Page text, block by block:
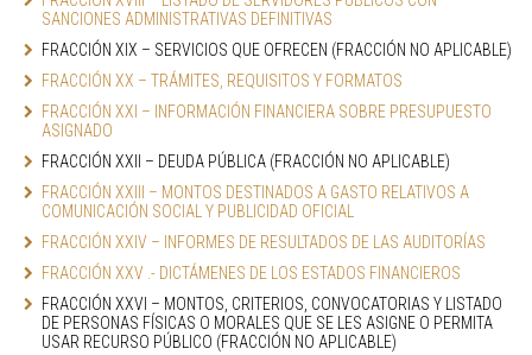
SANCIONES ADMINISTRATIVAS DEFINITIVAS
FRACCIÓN XIX – SERVICIOS QUE OFRECEN (FRACCIÓN NO APLICABLE)
FRACCIÓN XX – TRÁMITES, REQUISITOS Y FORMATOS
FRACCIÓN XXI – INFORMACIÓN FINANCIERA SOBRE PRESUPUESTO
ASIGNADO
FRACCIÓN XXII – DEUDA PÚBLICA (FRACCIÓN NO APLICABLE)
FRACCIÓN XXIII – MONTOS DESTINADOS A GASTO RELATIVOS A
COMUNICACIÓN SOCIAL Y PUBLICIDAD OFICIAL
FRACCIÓN XXIV – INFORMES DE RESULTADOS DE LAS AUDITORÍAS
FRACCIÓN XXV .- DICTÁMENES DE LOS ESTADOS FINANCIEROS
FRACCIÓN XXVI – MONTOS, CRITERIOS, CONVOCATORIAS Y LISTADO
DE PERSONAS FÍSICAS O MORALES QUE SE LES ASIGNE O PERMITA
USAR RECURSO PÚBLICO (FRACCIÓN NO APLICABLE)